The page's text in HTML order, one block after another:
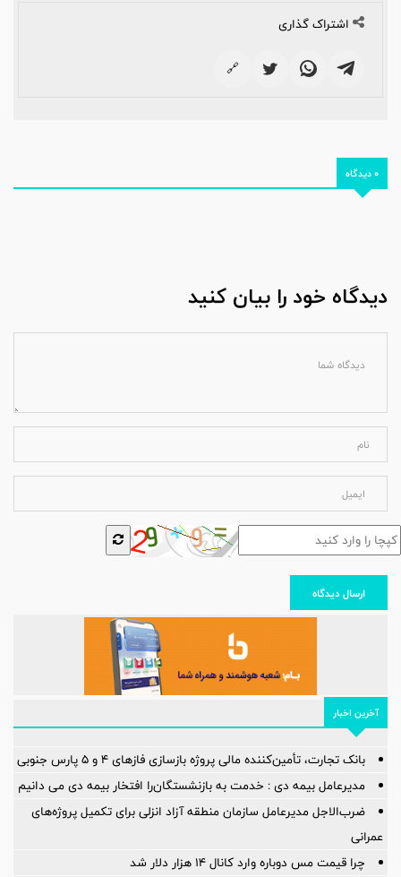
اشتراک گذاری
🔗
0 دیدگاه
دیدگاه خود را بیان کنید
ارسال دیدگاه
آخرین اخبار
بانک تجارت، تأمین‌کننده مالی پروژه بازسازی فازهای ۴ و ۵ پارس جنوبی
مدیرعامل بیمه دی : خدمت به بازنشستگان‌را افتخار بیمه دی می دانیم
ضرب‌الاجل مدیرعامل سازمان منطقه آزاد انزلی برای تكمیل پروژه‌های
عمرانی
چرا قیمت مس دوباره وارد کانال ۱۴ هزار دلار شد